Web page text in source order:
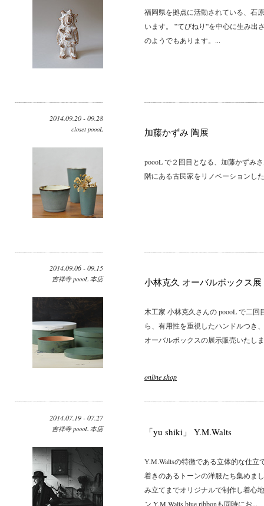
福岡県を拠点に活動されている、石
います。 ”てびねり”を中心に生み出
のようでもあります。...
2014.09.20 - 09.28
closet poooL 加藤かずみ 陶展
poooL で２回目となる、加藤かずみ
階にある古民家をリノベーションし
2014.09.06 - 09.15
吉祥寺 poooL 本店 小林克久 オーバルボックス展
木工家 小林克久さんの poooL で二
ら、有用性を重視したハンドルつき
オーバルボックスの展示販売いたし
online shop
2014.07.19 - 07.27
吉祥寺 poooL 本店 「yu shiki」 Y.M.Walts
Y.M.Waltsの特徴である立体的な仕
着きのあるトーンの洋服たち集めま
み立てまでオリジナルで制作し着心
ン Y.M.Walts blue ribbonも同時にお...